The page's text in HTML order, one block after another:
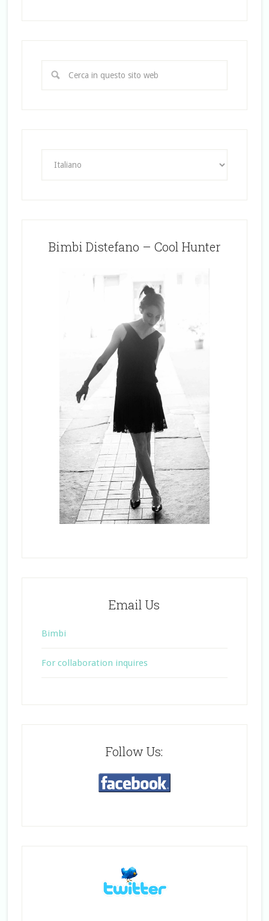
Bimbi Distefano – Cool Hunter
Email Us
Bimbi
For collaboration inquires
Follow Us: